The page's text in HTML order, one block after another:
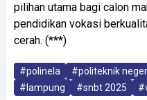
pilihan utama bagi calon
pendidikan vokasi
cerah. (***)
#polinela #politeknik
#lampung
#snbt 2025